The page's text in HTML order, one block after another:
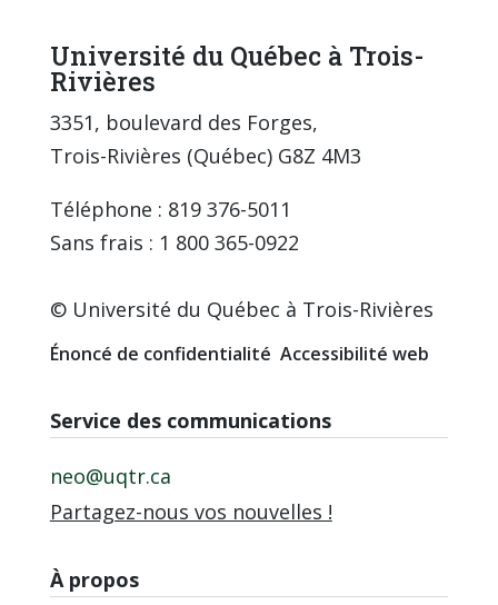
Université du Québec à Trois-
Rivières
3351, boulevard des Forges,
Trois-Rivières (Québec) G8Z 4M3
Téléphone : 819 376-5011
Sans frais : 1 800 365-0922
© Université du Québec à Trois-Rivières
Énoncé de confidentialité Accessibilité web
Service des communications
neo@uqtr.ca
Partagez-nous vos nouvelles !
À propos